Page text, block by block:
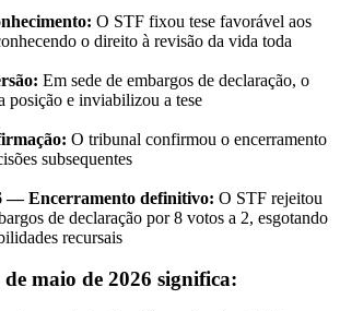
O STF fixou tese favorável aos
o direito à revisão da vida toda
Em sede de embargos de declaração, o
posição e inviabilizou a tese
O tribunal confirmou o encerramento
subsequentes
— Encerramento definitivo: O STF rejeitou
de declaração por 8 votos a 2, esgotando
recursais
de maio de 2026 significa: